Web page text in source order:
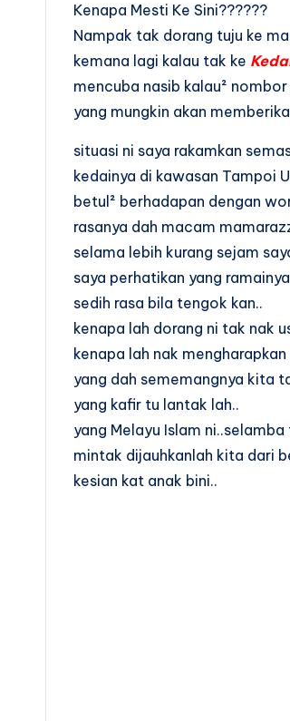
Kenapa Mesti Ke Sini??????
Nampak tak dorang tuju ke
kemana lagi kalau tak ke
mencuba nasib kalau²
yang mungkin akan
situasi ni saya rakamkan
kedainya di kawasan Tampoi
betul² berhadapan dengan
rasanya dah macam
selama lebih kurang sejam
saya perhatikan yang
sedih rasa bila tengok kan..
kenapa lah dorang ni tak nak
kenapa lah nak
yang dah sememangnya kita
yang kafir tu lantak lah..
yang Melayu Islam
mintak dijauhkanlah kita dari
kesian kat anak bini..